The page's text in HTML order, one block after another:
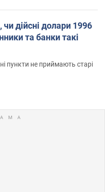
дійсні долари 1996
та банки такі
пункти не приймають старі